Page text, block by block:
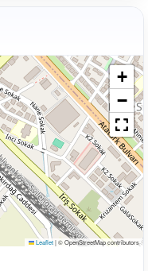
+
−
Leaflet|© OpenStreetMap contributors